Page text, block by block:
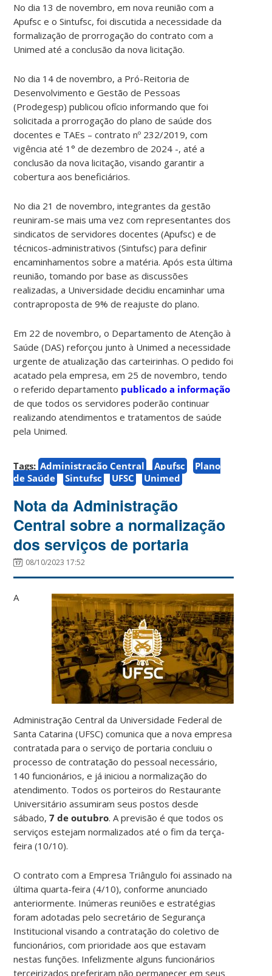
No dia 13 de novembro, em nova reunião com a
Apufsc e o Sintufsc, foi discutida a necessidade da
formalização de prorrogação do contrato com a
Unimed até a conclusão da nova licitação.
No dia 14 de novembro, a Pró-Reitoria de
Desenvolvimento e Gestão de Pessoas
(Prodegesp) publicou ofício informando que foi
solicitada a prorrogação do plano de saúde dos
docentes e TAEs – contrato nº 232/2019, com
vigência até 1° de dezembro de 2024 -, até a
conclusão da nova licitação, visando garantir a
cobertura aos beneficiários.
No dia 21 de novembro, integrantes da gestão
reuniram-se mais uma vez com representantes dos
sindicatos de servidores docentes (Apufsc) e de
técnicos-administrativos (Sintufsc) para definir
encaminhamentos sobre a matéria. Após esta última
reunião, tomando por base as discussões
realizadas, a Universidade decidiu encaminhar uma
contraproposta de 9% de reajuste do plano.
Em 22 de novembro, o Departamento de Atenção à
Saúde (DAS) reforçou junto à Unimed a necessidade
urgente de atualização das carteirinhas. O pedido foi
acatado pela empresa, em 25 de novembro, tendo
o referido departamento publicado a informação
de que todos os servidores poderão continuar
realizando atendimentos e tratamentos de saúde
pela Unimed.
Tags: Administração Central Apufsc
Plano
de Saúde
Sintufsc UFSC Unimed
Nota da Administração
Central sobre a normalização
dos serviços de portaria
08/10/2023 17:52
A
Administração Central da Universidade Federal de
Santa Catarina (UFSC) comunica que a nova empresa
contratada para o serviço de portaria concluiu o
processo de contratação do pessoal necessário,
140 funcionários, e já iniciou a normalização do
atendimento. Todos os porteiros do Restaurante
Universitário assumiram seus postos desde
sábado,7 de outubro. A previsão é que todos os
serviços estejam normalizados até o fim da terça-
feira (10/10).
O contrato com a Empresa Triângulo foi assinado na
última quarta-feira (4/10), conforme anunciado
anteriormente. Inúmeras reuniões e estratégias
foram adotadas pelo secretário de Segurança
Institucional visando a contratação do coletivo de
funcionários, com prioridade aos que estavam
nestas funções. Infelizmente alguns funcionários
terceirizados preferiram não permanecer em seus